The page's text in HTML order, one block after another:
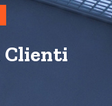
Clienti